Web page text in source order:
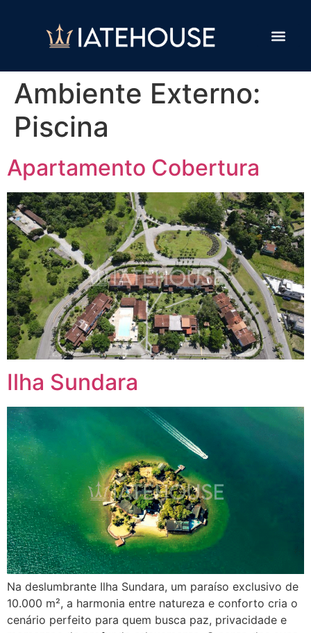
Ambiente Externo:
Piscina
Apartamento Cobertura
Ilha Sundara
Na deslumbrante Ilha Sundara, um paraíso exclusivo de
10.000 m², a harmonia entre natureza e conforto cria o
cenário perfeito para quem busca paz, privacidade e